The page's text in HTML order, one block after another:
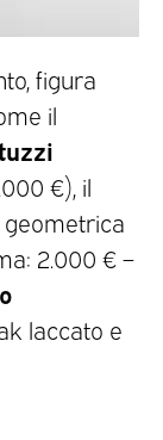
figura
il
€), il
2.000 € –
laccato e